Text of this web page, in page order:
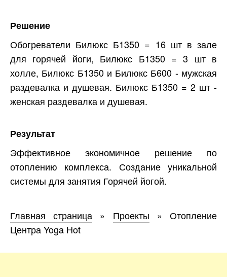
Решение
Обогреватели Билюкс Б1350 = 16 шт в зале
для горячей йоги, Билюкс Б1350 = 3 шт в
холле, Билюкс Б1350 и Билюкс Б600 - мужская
раздевалка и душевая. Билюкс Б1350 = 2 шт -
женская раздевалка и душевая.
Результат
Эффективное экономичное решение по
отоплению комплекса. Создание уникальной
системы для занятия Горячей йогой.
Главная страница » Проекты »Отопление
Центра Yoga Hot